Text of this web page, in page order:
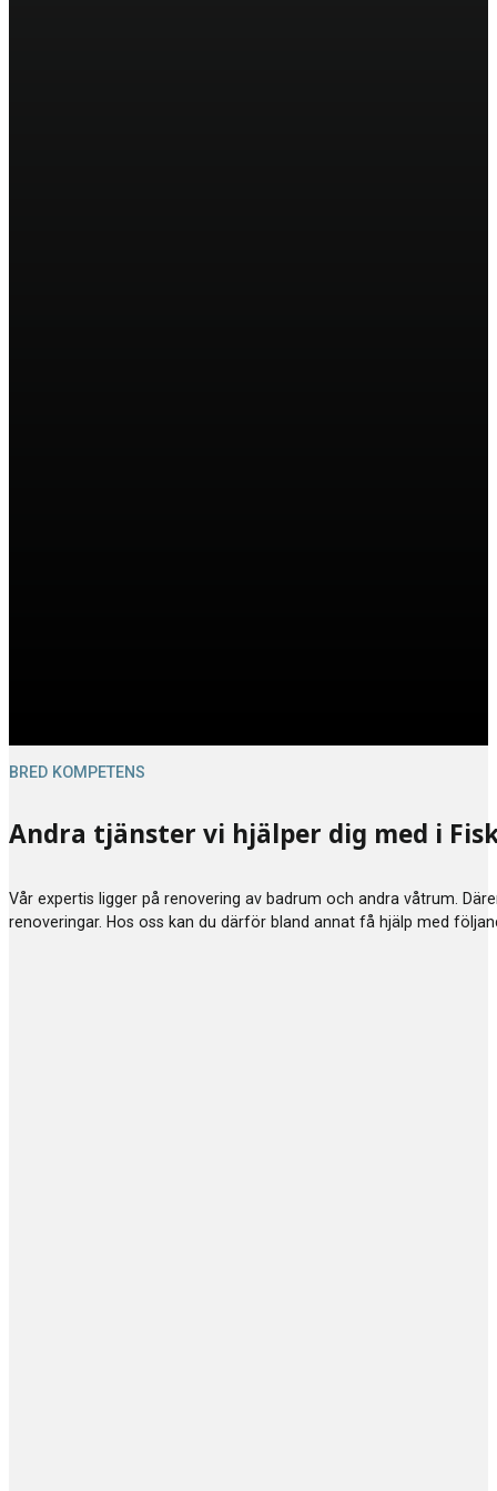
Andra tjänster vi hjälper dig med i
Vår expertis ligger på renovering av badrum och andra våtrum.
renoveringar. Hos oss kan du därför bland annat få hjälp med
BRED KOMPETENS